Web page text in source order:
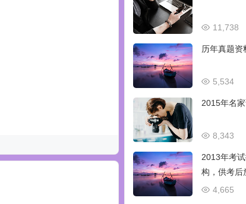
11,738
历年真题资
5,534
2015年名
8,343
2013年考
构，供考后
4,665